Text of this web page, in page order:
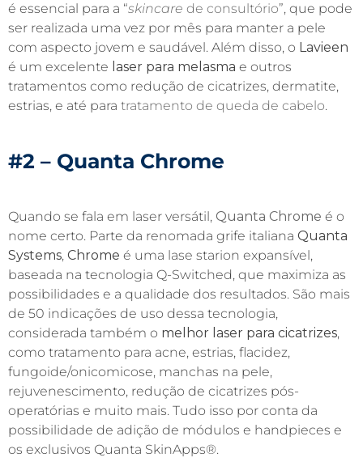
é essencial para a “skincare de consultório”, que pode
ser realizada uma vez por mês para manter a pele
com aspecto jovem e saudável. Além disso, o Lavieen
é um excelente laser para melasma e outros
tratamentos como redução de cicatrizes, dermatite,
estrias, e até para tratamento de queda de cabelo.
#2 – Quanta Chrome
Quando se fala em laser versátil, Quanta Chrome é o
nome certo. Parte da renomada grife italiana Quanta
Systems, Chrome é uma lase starion expansível,
baseada na tecnologia Q-Switched, que maximiza as
possibilidades e a qualidade dos resultados. São mais
de 50 indicações de uso dessa tecnologia,
considerada também o melhor laser para cicatrizes,
como tratamento para acne, estrias, flacidez,
fungoide/onicomicose, manchas na pele,
rejuvenescimento, redução de cicatrizes pós-
operatórias e muito mais. Tudo isso por conta da
possibilidade de adição de módulos e handpieces e
os exclusivos Quanta SkinApps®.